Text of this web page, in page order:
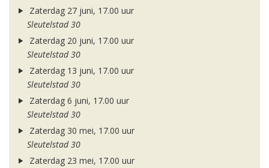
Zaterdag 27 juni, 17.00 uur
Sleutelstad 30
Zaterdag 20 juni, 17.00 uur
Sleutelstad 30
Zaterdag 13 juni, 17.00 uur
Sleutelstad 30
Zaterdag 6 juni, 17.00 uur
Sleutelstad 30
Zaterdag 30 mei, 17.00 uur
Sleutelstad 30
Zaterdag 23 mei, 17.00 uur